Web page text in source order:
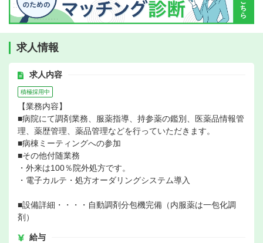
求人情報
求人内容
積極採用中
【業務内容】
■病院にて調剤業務、服薬指導、持参薬の鑑別、医薬品情報管
理、薬歴管理、薬品管理などを行っていただきます。
■病棟ミーティングへの参加
■その他付随業務
・外来は100％院外処方です。
・電子カルテ・処方オーダリングシステム導入
■設備詳細・・・・自動調剤分包機完備（内服薬は一包化調
剤）
給与